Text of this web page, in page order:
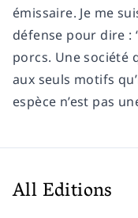
émissaire. Je me
défense pour dire :
porcs. Une société
aux seuls motifs
espèce n’est pas
All Editions